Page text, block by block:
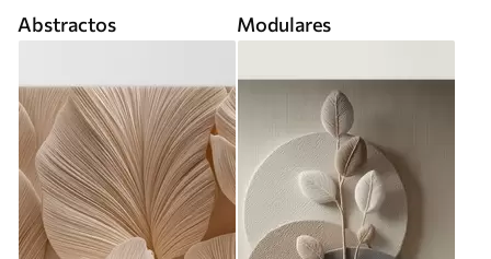
Abstractos Modulares